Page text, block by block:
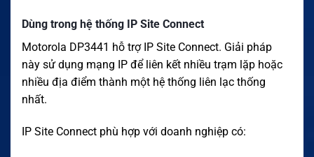
Dùng trong hệ thống IP Site Connect
Motorola DP3441 hỗ trợ IP Site Connect. Giải pháp
này sử dụng mạng IP để liên kết nhiều trạm lặp hoặc
nhiều địa điểm thành một hệ thống liên lạc thống
nhất.
IP Site Connect phù hợp với doanh nghiệp có: